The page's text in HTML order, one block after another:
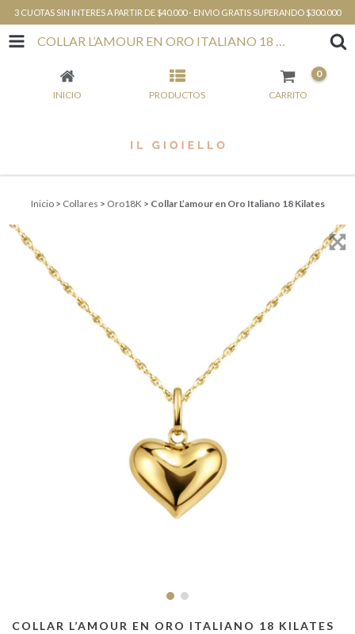
3 CUOTAS SIN INTERES A PARTIR DE $40.000 - ENVIO GRATIS SUPERANDO $300.000
COLLAR L’AMOUR EN ORO ITALIANO 18 KILATES
INICIO PRODUCTOS CARRITO
0
Inicio > Collares > Oro18K > Collar L’amour en Oro Italiano 18 Kilates
COLLAR L’AMOUR EN ORO ITALIANO 18 KILATES